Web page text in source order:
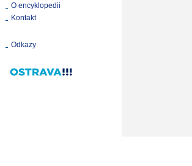
O encyklopedii
Kontakt
Odkazy